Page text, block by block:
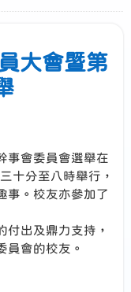
大會暨第
會委員會選舉在
十分至八時舉行，
事。校友亦參加了
出及鼎力支持，
員會的校友。